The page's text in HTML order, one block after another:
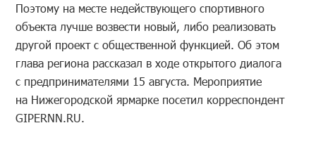
Поэтому на месте недействующего спортивного
объекта лучше возвести новый, либо реализовать
другой проект с общественной функцией. Об этом
глава региона рассказал в ходе открытого диалога
с предпринимателями 15 августа. Мероприятие
на Нижегородской ярмарке посетил корреспондент
GIPERNN.RU.